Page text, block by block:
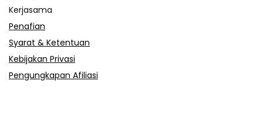
Kerjasama
Penafian
Syarat & Ketentuan
Kebijakan Privasi
Pengungkapan Afiliasi